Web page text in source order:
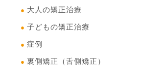
大人の矯正治療
子どもの矯正治療
症例
裏側矯正（舌側矯正）